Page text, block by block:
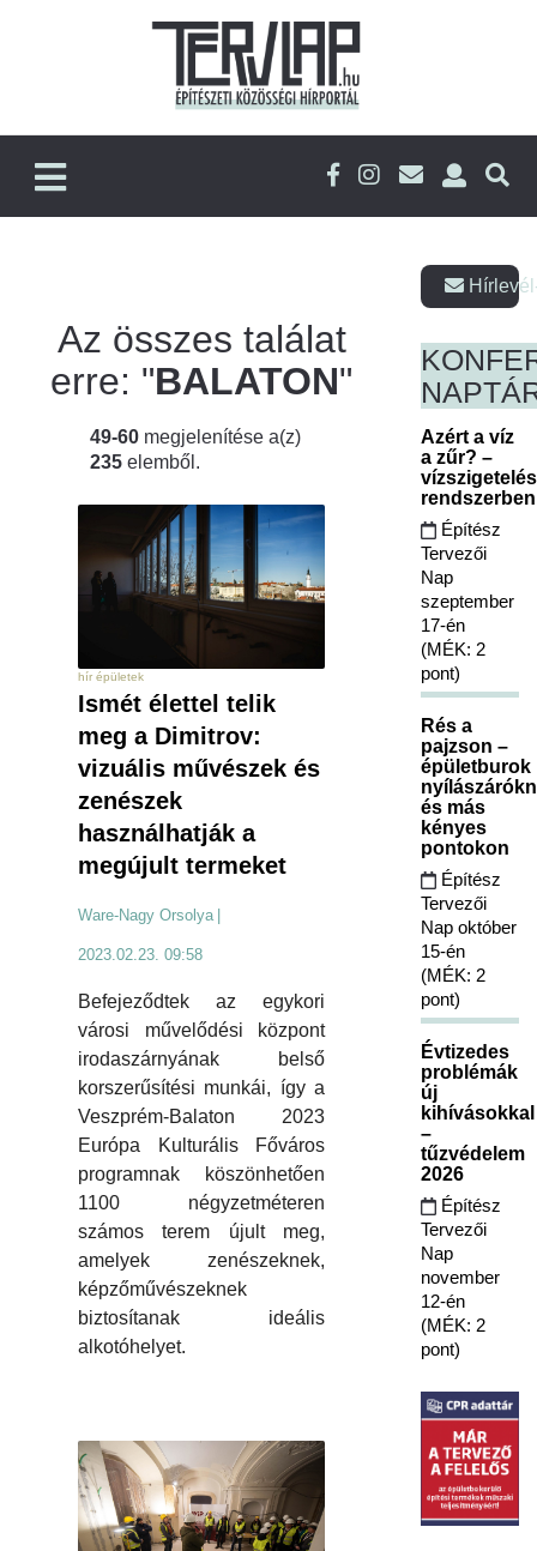
Az összes találat
erre: "BALATON"
49-60 megjelenítése a(z)
235 elemből.
hír épületek
Ismét élettel telik
meg a Dimitrov:
vizuális művészek és
zenészek
használhatják a
megújult termeket
Ware-Nagy Orsolya
2023.02.23. 09:58
Befejeződtek az egykori
városi művelődési központ
irodaszárnyának belső
korszerűsítési munkái, így a
Veszprém-Balaton 2023
Európa Kulturális Főváros
programnak köszönhetően
1100 négyzetméteren
számos terem újult meg,
amelyek zenészeknek,
képzőművészeknek
biztosítanak ideális
alkotóhelyet.
Azért a víz
a zűr? –
Építész
Tervezői
Nap
szeptember
17-én
(MÉK: 2
pont)
Rés a
pajzson –
épületburok
és más
kényes
pontokon
Építész
Tervezői
Nap október
15-én
(MÉK: 2
pont)
Évtizedes
problémák
új
kihívásokkal
–
tűzvédelem
2026
Építész
Tervezői
Nap
november
12-én
(MÉK: 2
pont)